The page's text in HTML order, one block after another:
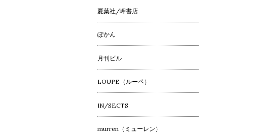
夏葉社/岬書店
ぽかん
月刊ビル
LOUPE（ルーペ）
IN/SECTS
murren（ミューレン）